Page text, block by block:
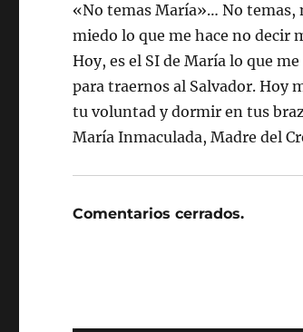
«No temas María»… No temas,
miedo lo que me hace no decir
Hoy, es el SI de María lo que
para traernos al Salvador. Hoy
tu voluntad y dormir en tus
María Inmaculada, Madre del
Comentarios cerrados.